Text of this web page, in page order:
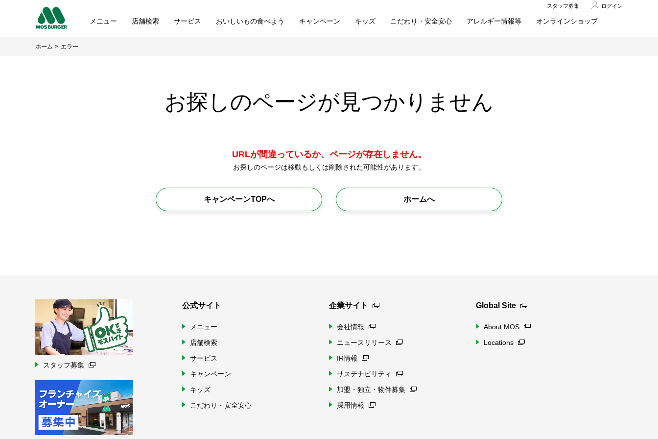
メニュー 店舗検索 サービス おいしいもの食べよう キャンペーン キッズ こだわり・安全安心 アレルギー情報等 オンラインショップ
スタッフ募集 ログイン
ホーム エラー
お探しのページが見つかりません
URLが間違っているか、ページが存在しません。
お探しのページは移動もしくは削除された可能性があります。
キャンペーンTOPへ ホームへ
スタッフ募集
公式サイト
メニュー
店舗検索
サービス
キャンペーン
キッズ
こだわり・安全安心
企業サイト
会社情報
ニュースリリース
IR情報
サステナビリティ
加盟・独立・物件募集
採用情報
Global Site
About MOS
Locations